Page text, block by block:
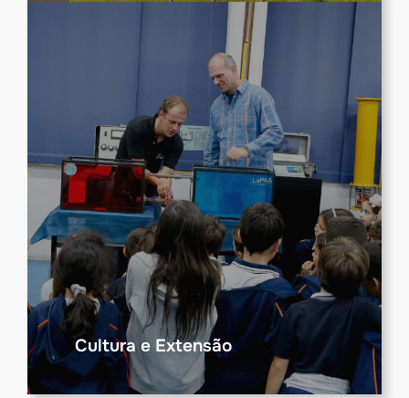
Cultura e Extensão